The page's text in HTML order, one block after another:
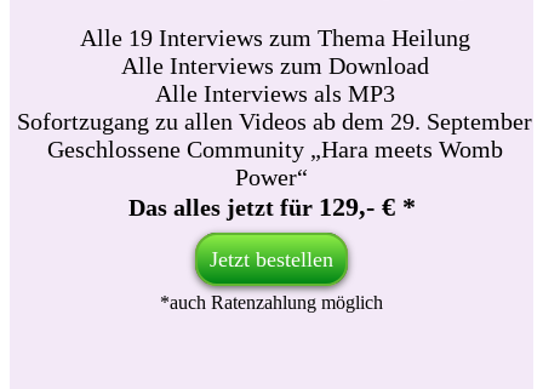
Alle 19 Interviews zum Thema Heilung
Alle Interviews zum Download
Alle Interviews als MP3
Sofortzugang zu allen Videos ab dem 29. September
Geschlossene Community „Hara meets Womb
Power“
Das alles jetzt für 129,- € *
Jetzt bestellen
*auch Ratenzahlung möglich